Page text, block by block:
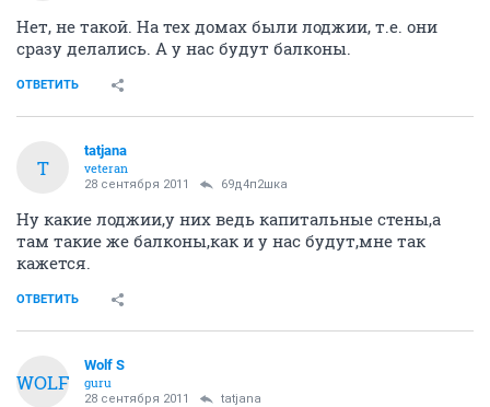
Нет, не такой. На тех домах были лоджии, т.е. они
сразу делались. А у нас будут балконы.
ОТВЕТИТЬ
T
tatjana
veteran
28 сентября 2011 69д4п2шка
Ну какие лоджии,у них ведь капитальные стены,а
там такие же балконы,как и у нас будут,мне так
кажется.
ОТВЕТИТЬ
WOLF
Wolf S
guru
28 сентября 2011 tatjana